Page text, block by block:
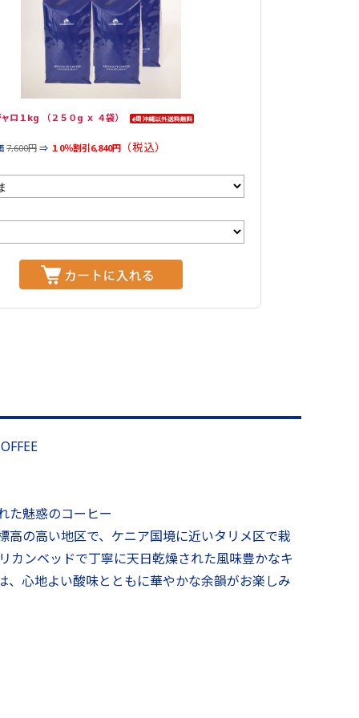
ロ１kg （２５０g ｘ ４袋）
7,600円 ⇒ １0％割引6,840円 （税込）
た魅惑のコーヒー
高の高い地区で、ケニア国境に近いタリメ区で栽
カンベッドで丁寧に天日乾燥された風味豊かなキ
、心地よい酸味とともに華やかな余韻がお楽しみ